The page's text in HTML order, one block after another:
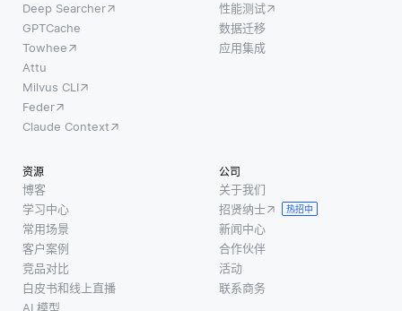
Deep Searcher
GPTCache
Towhee
Attu
Milvus CLI
Feder
Claude Context
性能测试
数据迁移
应用集成
资源
博客
学习中心
常用场景
客户案例
竞品对比
白皮书和线上直播
AI 模型
公司
关于我们
招贤纳士
热招中
新闻中心
合作伙伴
活动
联系商务